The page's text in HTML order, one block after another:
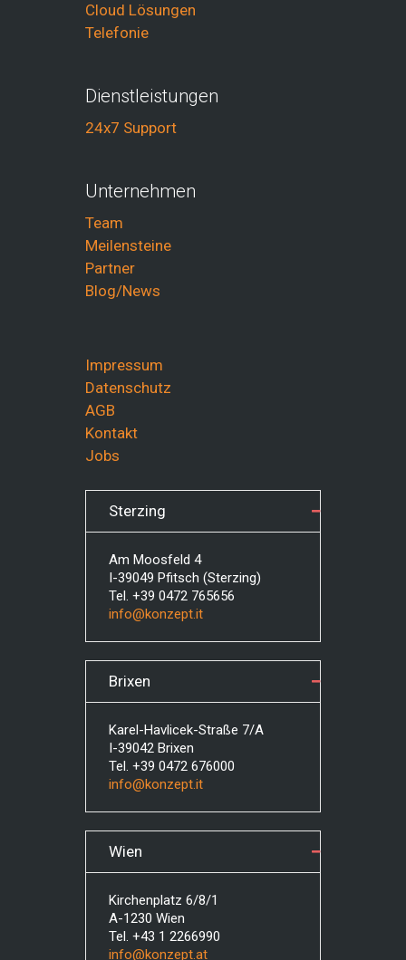
Cloud Lösungen
Telefonie
Dienstleistungen
24x7 Support
Unternehmen
Team
Meilensteine
Partner
Blog/News
Impressum
Datenschutz
AGB
Kontakt
Jobs
Sterzing
Am Moosfeld 4
I-39049 Pfitsch (Sterzing)
Tel. +39 0472 765656
info@konzept.it
Brixen
Karel-Havlicek-Straße 7/A
I-39042 Brixen
Tel. +39 0472 676000
info@konzept.it
Wien
Kirchenplatz 6/8/1
A-1230 Wien
Tel. +43 1 2266990
info@konzept.at